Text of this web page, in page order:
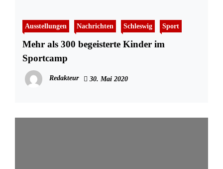
Ausstellungen Nachrichten Schleswig Sport
Mehr als 300 begeisterte Kinder im
Sportcamp
Redakteur 30. Mai 2020